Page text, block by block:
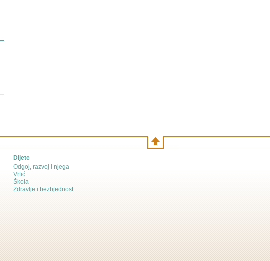
Dijete
Odgoj, razvoj i njega
Vrtić
Škola
Zdravlje i bezbjednost